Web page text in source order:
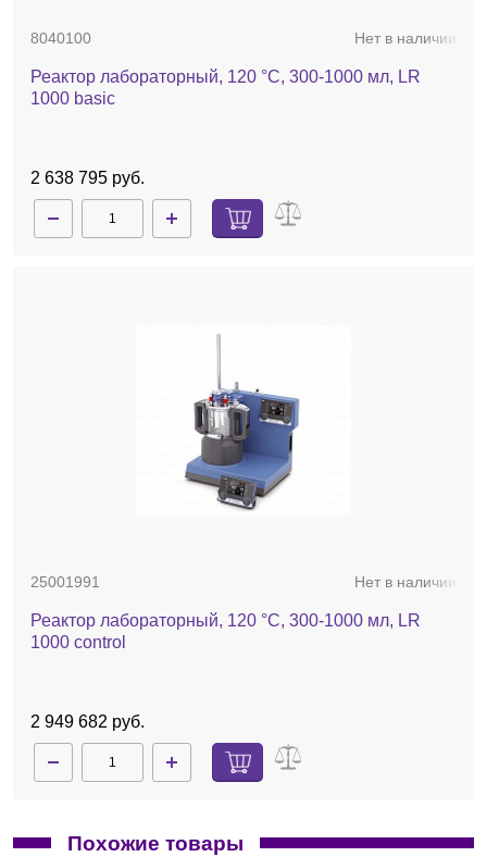
8040100 Нет в наличии
Реактор лабораторный, 120 °C, 300-1000 мл, LR
1000 basic
2 638 795 руб.
25001991 Нет в наличии
Реактор лабораторный, 120 °C, 300-1000 мл, LR
1000 control
2 949 682 руб.
Похожие товары